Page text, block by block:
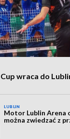
wraca do
LUBLIN
Motor Lublin Arena
można zwiedzać z